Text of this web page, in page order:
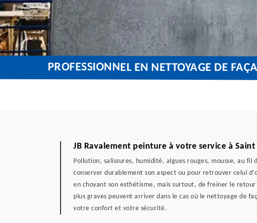
PROFESSIONNEL EN NETTOYAGE DE
JB Ravalement peinture à votre service à
Pollution, salissures, humidité, algues rouges, mousse, au
conserver durablement son aspect ou pour retrouver celui
en choyant son esthétisme, mais surtout, de freiner le
plus graves peuvent arriver dans le cas où le nettoyage de
votre confort et votre sécurité.